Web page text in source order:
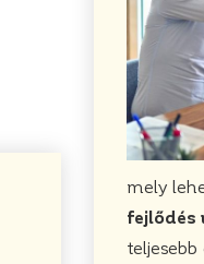
mely
fejlődés
teljesebb